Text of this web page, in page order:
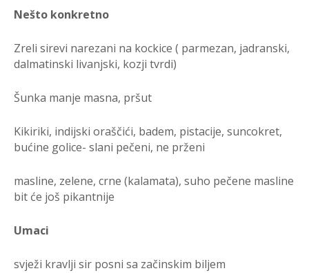
Nešto konkretno
Zreli sirevi narezani na kockice ( parmezan, jadranski,
dalmatinski livanjski, kozji tvrdi)
Šunka manje masna, pršut
Kikiriki, indijski oraščići, badem, pistacije, suncokret,
bućine golice- slani pečeni, ne prženi
masline, zelene, crne (kalamata), suho pečene masline
bit će još pikantnije
Umaci
svježi kravlji sir posni sa začinskim biljem